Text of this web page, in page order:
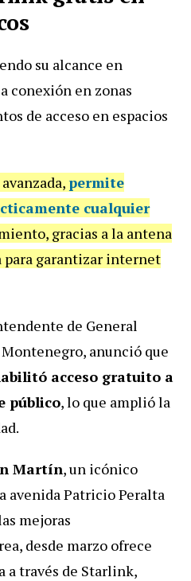
su alcance en
conexión en zonas
de acceso en espacios
permite
cualquier
gracias a la antena
garantizar internet
de General
anunció que
acceso gratuito a
público, lo que amplió la
Martín, un icónico
avenida Patricio Peralta
mejoras
desde marzo ofrece
a través de Starlink,